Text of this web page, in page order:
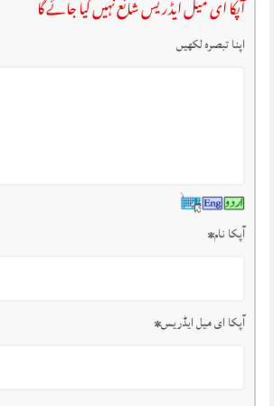
آپکا ای میل ایڈریس شائع نہیں کیا جائے گا
اپنا تبصرہ لکھیں
آپکا نام*
آپکا ای میل ایڈریس*